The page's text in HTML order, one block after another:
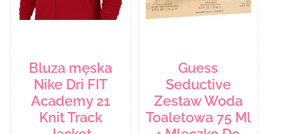
Bluza męska
Nike Dri FIT
Academy 21
Knit Track
Guess
Seductive
Zestaw Woda
Toaletowa 75 Ml